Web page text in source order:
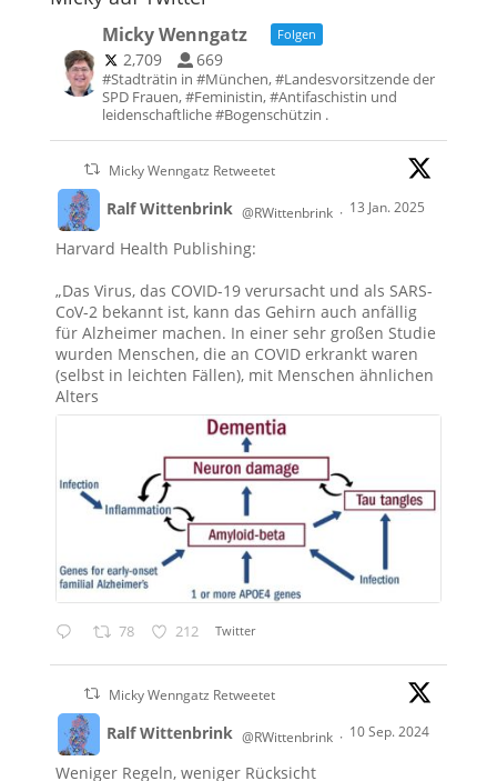
Micky Wenngatz Folgen
2,709 669
#Stadträtin in #München, #Landesvorsitzende der
SPD Frauen, #Feministin, #Antifaschistin und
leidenschaftliche #Bogenschützin .
Micky Wenngatz Retweetet
Ralf Wittenbrink @RWittenbrink · 13 Jan. 2025
Harvard Health Publishing:
„Das Virus, das COVID-19 verursacht und als SARS-
CoV-2 bekannt ist, kann das Gehirn auch anfällig
für Alzheimer machen. In einer sehr großen Studie
wurden Menschen, die an COVID erkrankt waren
(selbst in leichten Fällen), mit Menschen ähnlichen
Alters
78 212 Twitter
Micky Wenngatz Retweetet
Ralf Wittenbrink @RWittenbrink · 10 Sep. 2024
Weniger Regeln, weniger Rücksicht